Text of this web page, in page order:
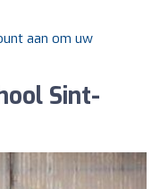
aan om uw
Sint-